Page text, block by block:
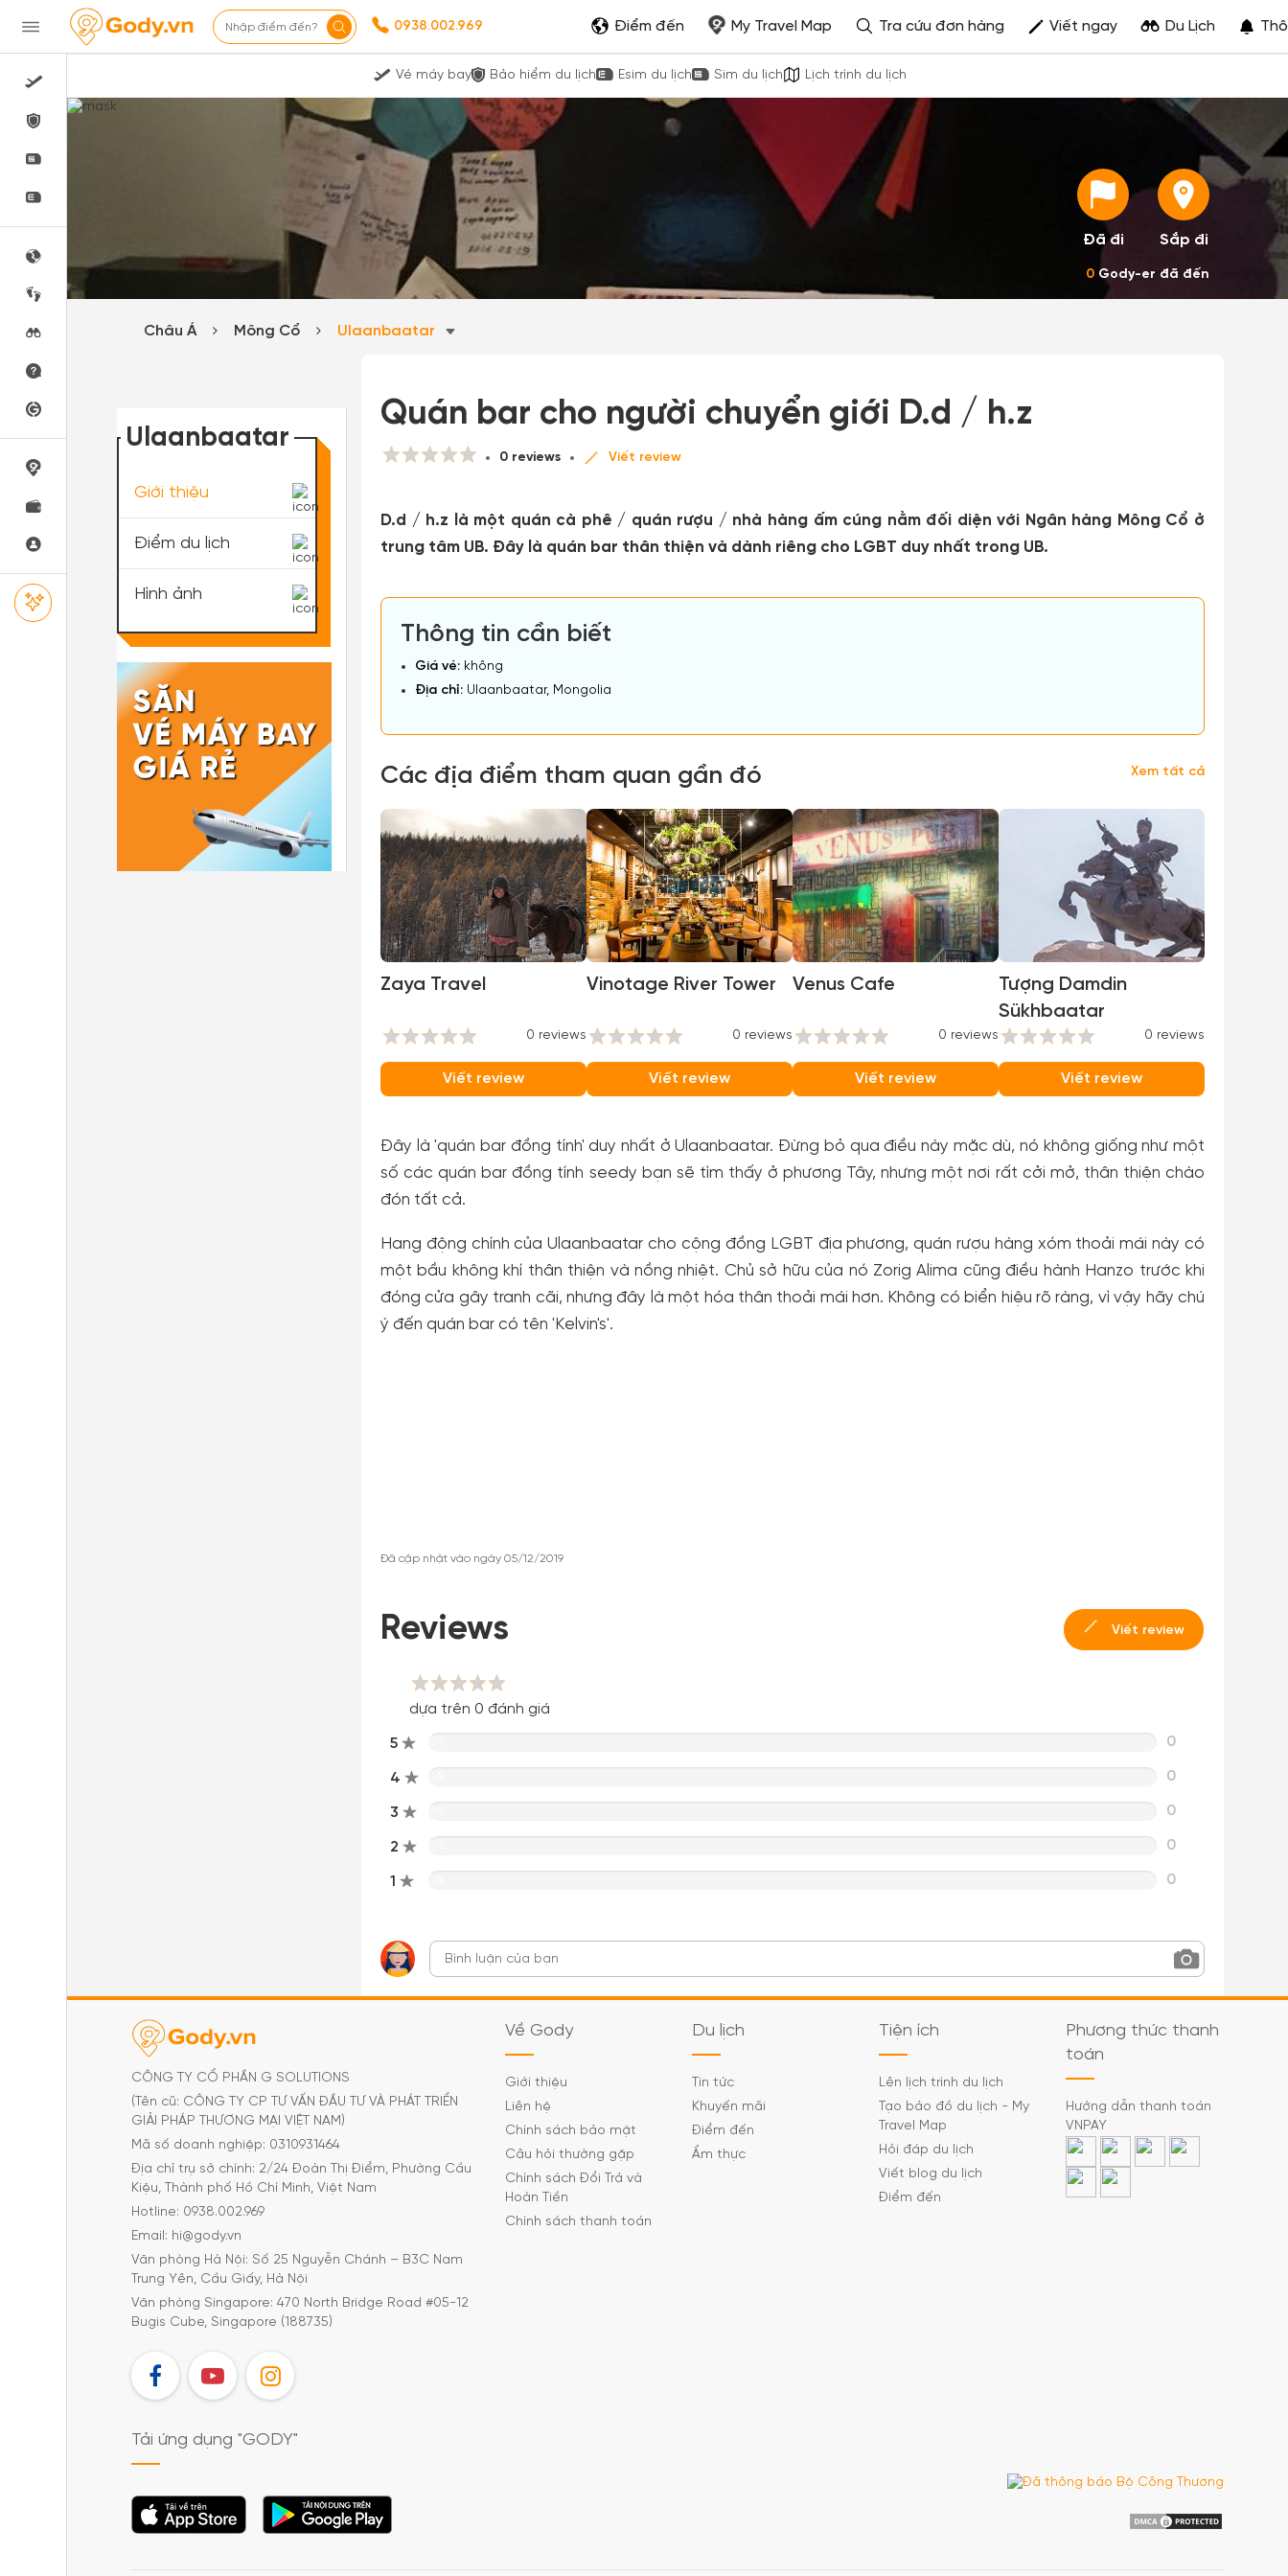
Nhập điểm đến? 0938.002.969 Điểm đến My Travel Map Tra cứu đơn hàng Viết ngay Du Lịch
Vé máy bay Bảo hiểm du lịch Esim du lịch Sim du lịch Lịch trình du lịch
Đã đi Sắp đi
0 Gody-er đã đến
Châu Á Mông Cổ Ulaanbaatar
Quán bar cho người chuyển giới D.d / h.z
0 reviews Viết review
D.d / h.z là một quán cà phê / quán rượu / nhà hàng ấm cúng nằm đối diện với Ngân hàng Mông Cổ ở
trung tâm UB. Đây là quán bar thân thiện và dành riêng cho LGBT duy nhất trong UB.
Thông tin cần biết
Giá vé: không
Địa chỉ: Ulaanbaatar, Mongolia
Các địa điểm tham quan gần đó Xem tất cả
Zaya Travel
0 reviews
Viết review
Vinotage River Tower
0 reviews
Viết review
Venus Cafe
0 reviews
Viết review
Tượng Damdin
Sükhbaatar
0 reviews
Viết review
Đây là 'quán bar đồng tính' duy nhất ở Ulaanbaatar. Đừng bỏ qua điều này mặc dù, nó không giống như một
số các quán bar đồng tính seedy bạn sẽ tìm thấy ở phương Tây, nhưng một nơi rất cởi mở, thân thiện chào
đón tất cả.
Hang động chính của Ulaanbaatar cho cộng đồng LGBT địa phương, quán rượu hàng xóm thoải mái này có
một bầu không khí thân thiện và nồng nhiệt. Chủ sở hữu của nó Zorig Alima cũng điều hành Hanzo trước khi
đóng cửa gây tranh cãi, nhưng đây là một hóa thân thoải mái hơn. Không có biển hiệu rõ ràng, vì vậy hãy chú
ý đến quán bar có tên 'Kelvin's'.
Đã cập nhật vào ngày 05/12/2019
Reviews Viết review
dựa trên 0 đánh giá
5 0
4 0
3 0
2 0
1 0
Ulaanbaatar
Giới thiệu
Điểm du lịch
Hình ảnh
CÔNG TY CỔ PHẦN G SOLUTIONS
(Tên cũ: CÔNG TY CP TƯ VẤN ĐẦU TƯ VÀ PHÁT TRIỂN
GIẢI PHÁP THƯƠNG MẠI VIỆT NAM)
Mã số doanh nghiệp: 0310931464
Địa chỉ trụ sở chính: 2/24 Đoàn Thị Điểm, Phường Cầu
Kiệu, Thành phố Hồ Chí Minh, Việt Nam
Hotline: 0938.002.969
Email: hi@gody.vn
Văn phòng Hà Nội: Số 25 Nguyễn Chánh – B3C Nam
Trung Yên, Cầu Giấy, Hà Nội
Văn phòng Singapore: 470 North Bridge Road #05-12
Bugis Cube, Singapore (188735)
FB YT IG
Về Gody
Giới thiệu
Liên hệ
Chính sách bảo mật
Câu hỏi thường gặp
Chính sách Đổi Trả và
Hoàn Tiền
Chính sách thanh toán
Du lịch
Tin tức
Khuyến mãi
Điểm đến
Ẩm thực
Tiện ích
Lên lịch trình du lịch
Tạo bảo đồ du lịch - My
Travel Map
Hỏi đáp du lịch
Viết blog du lịch
Điểm đến
Phương thức thanh
toán
Hướng dẫn thanh toán
VNPAY
Tải ứng dụng "GODY"
Tải ứng dụng Tải ứng dụng